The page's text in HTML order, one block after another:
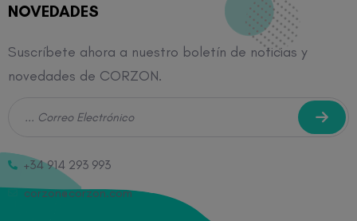
NOVEDADES
Suscríbete ahora a nuestro boletín de noticias y
novedades de CORZON.
+34 914 293 993
corzon@corzon.com